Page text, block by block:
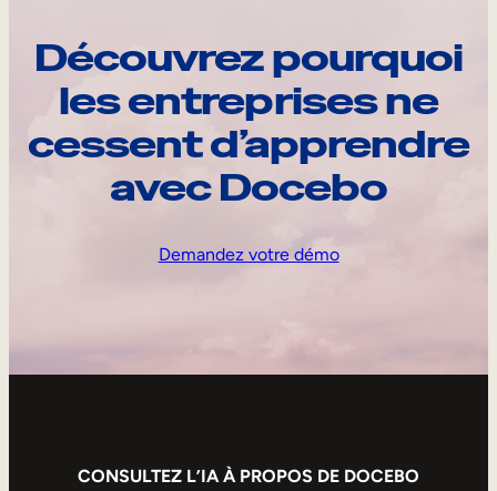
Découvrez pourquoi
les entreprises ne
cessent d’apprendre
avec Docebo
Demandez votre démo
CONSULTEZ L’IA À PROPOS DE DOCEBO